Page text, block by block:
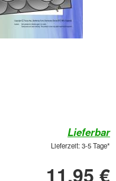
Lieferbar
Lieferzeit: 3-5 Tage*
11,95 €